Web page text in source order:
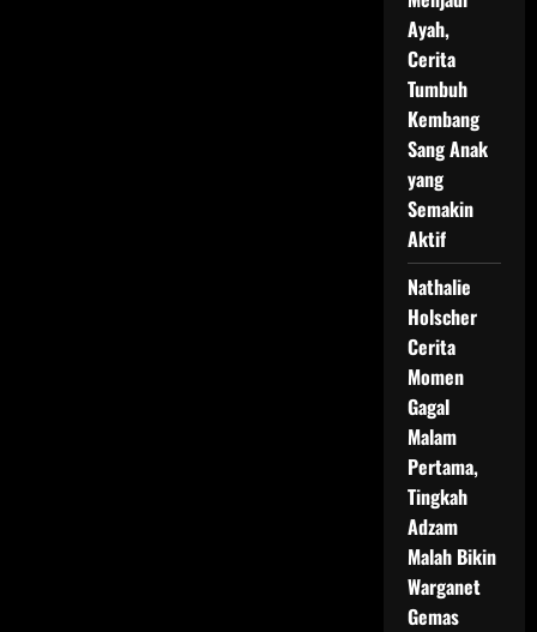
Ayah,
Cerita
Tumbuh
Kembang
Sang Anak
yang
Semakin
Aktif
Nathalie
Holscher
Cerita
Momen
Gagal
Malam
Pertama,
Tingkah
Adzam
Malah Bikin
Warganet
Gemas